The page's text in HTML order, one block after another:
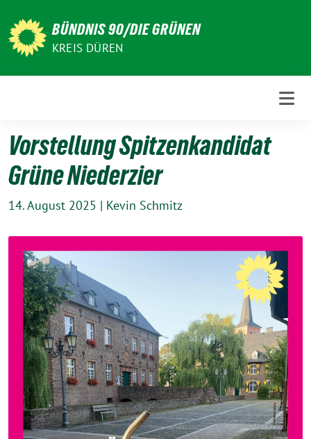
zum
Inhalt
BÜNDNIS 90/DIE GRÜNEN
KREIS DÜREN
Vorstellung Spitzenkandidat
Grüne Niederzier
14. August 2025 | Kevin Schmitz